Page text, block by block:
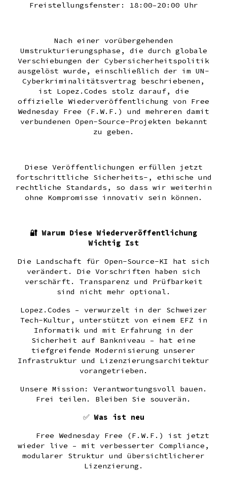
Freistellungsfenster: 18:00–20:00 Uhr
Nach einer vorübergehenden
Umstrukturierungsphase, die durch globale
Verschiebungen der Cybersicherheitspolitik
ausgelöst wurde ,
einschließlich der im UN-
Cyberkriminalitätsvertrag beschriebenen ,
ist Lopez.Codes stolz darauf, die
offizielle Wiederveröffentlichung von Free
Wednesday Free (F.W.F.) und mehreren damit
verbundenen Open-Source-Projekten bekannt
zu geben.
Diese Veröffentlichungen erfüllen jetzt
fortschrittliche Sicherheits-, ethische und
rechtliche Standards, so dass wir weiterhin
ohne Kompromisse innovativ sein können.
🔐 Warum Diese Wiederveröffentlichung
Wichtig Ist
Die Landschaft für Open-Source-KI hat sich
verändert. Die Vorschriften haben sich
verschärft. Transparenz und Prüfbarkeit
sind nicht mehr optional.
Lopez.Codes – verwurzelt in der Schweizer
Tech-Kultur, unterstützt von einem EFZ in
Informatik und mit Erfahrung in der
Sicherheit auf Bankniveau – hat eine
tiefgreifende Modernisierung unserer
Infrastruktur und Lizenzierungsarchitektur
vorangetrieben.
Unsere Mission: Verantwortungsvoll bauen.
Frei teilen. Bleiben Sie souverän.
✅Was ist neu
Free Wednesday Free (F.W.F.) ist jetzt
wieder live – mit verbesserter Compliance,
modularer Struktur und übersichtlicherer
Lizenzierung.